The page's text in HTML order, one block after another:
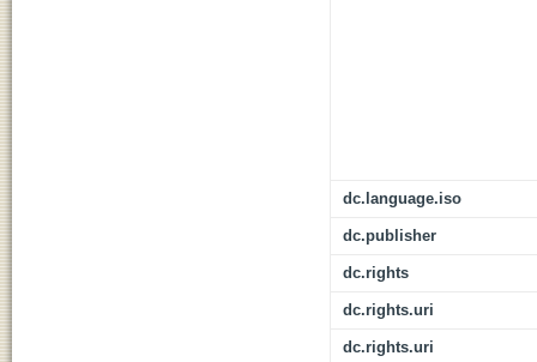
dc.language.iso
dc.publisher
dc.rights
dc.rights.uri
dc.rights.uri